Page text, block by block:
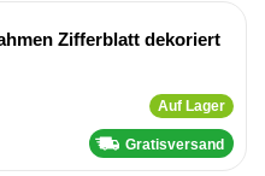
Zifferblatt dekoriert
Auf Lager
Gratisversand